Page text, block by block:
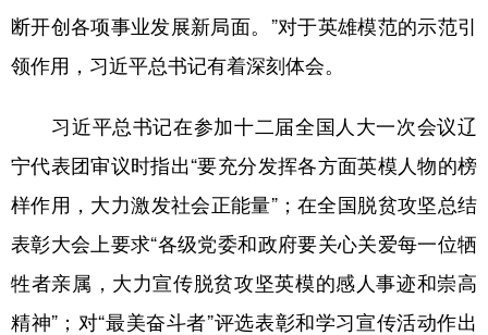
断开创各项事业发展新局面。”对于英雄模范的示范引
领作用，习近平总书记有着深刻体会。
习近平总书记在参加十二届全国人大一次会议辽
宁代表团审议时指出“要充分发挥各方面英模人物的榜
样作用，大力激发社会正能量”；在全国脱贫攻坚总结
表彰大会上要求“各级党委和政府要关心关爱每一位牺
牲者亲属，大力宣传脱贫攻坚英模的感人事迹和崇高
精神”；对“最美奋斗者”评选表彰和学习宣传活动作出